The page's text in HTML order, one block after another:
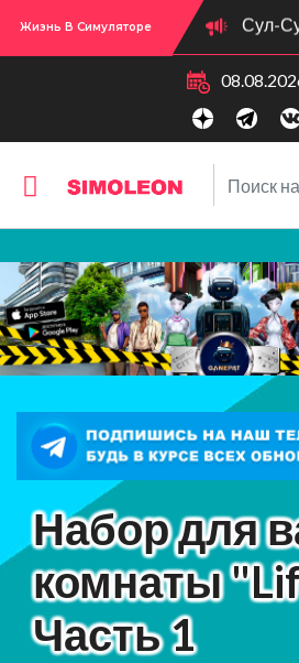
Жизнь В Симуляторе
Сул-Сул! Вышло новое
Набор для
комнаты
Часть 1